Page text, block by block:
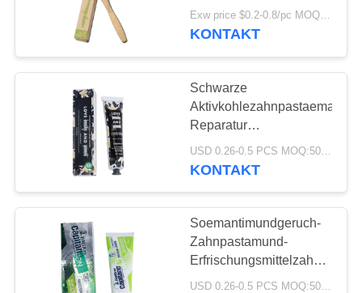
abbaubare natürliche
hölzerne Zahnbürste
Exw price $0.2-0.8/pc MOQ:1000pcs
KONTAKT
Schwarze
Aktivkohlezahnpastaemail-
Reparatur
Auffrischungsatem
KONTAKT
Soemantimundgeruch-
Zahnpastamund-
Erfrischungsmittelzahnpasta
für rauchende Flecke
USD 0.26-0.5 PCS MOQ:500pcs-30000pcs